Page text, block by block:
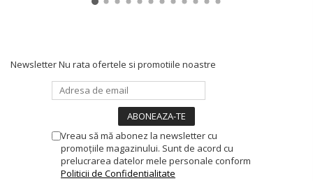
NewsletterNu rata ofertele si promotiile noastre
Vreau să mă abonez la newsletter cu
promoțiile magazinului. Sunt de acord cu
prelucrarea datelor mele personale conform
Politicii de Confidentialitate